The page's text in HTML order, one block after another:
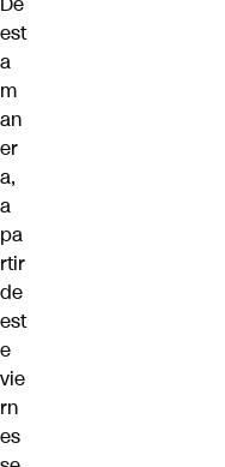
est
a
m
an
er
a,
a
pa
rtir
de
est
e
vie
rn
es